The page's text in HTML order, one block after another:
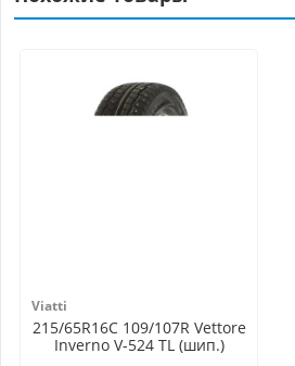
Viatti
215/65R16C 109/107R Vettore
Inverno V-524 TL (шип.)